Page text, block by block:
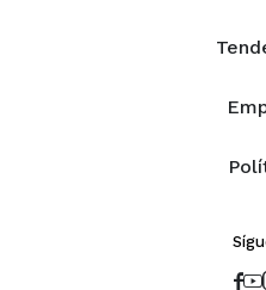
